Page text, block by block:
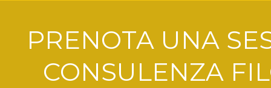
PRENOTA UNA
CONSULENZA